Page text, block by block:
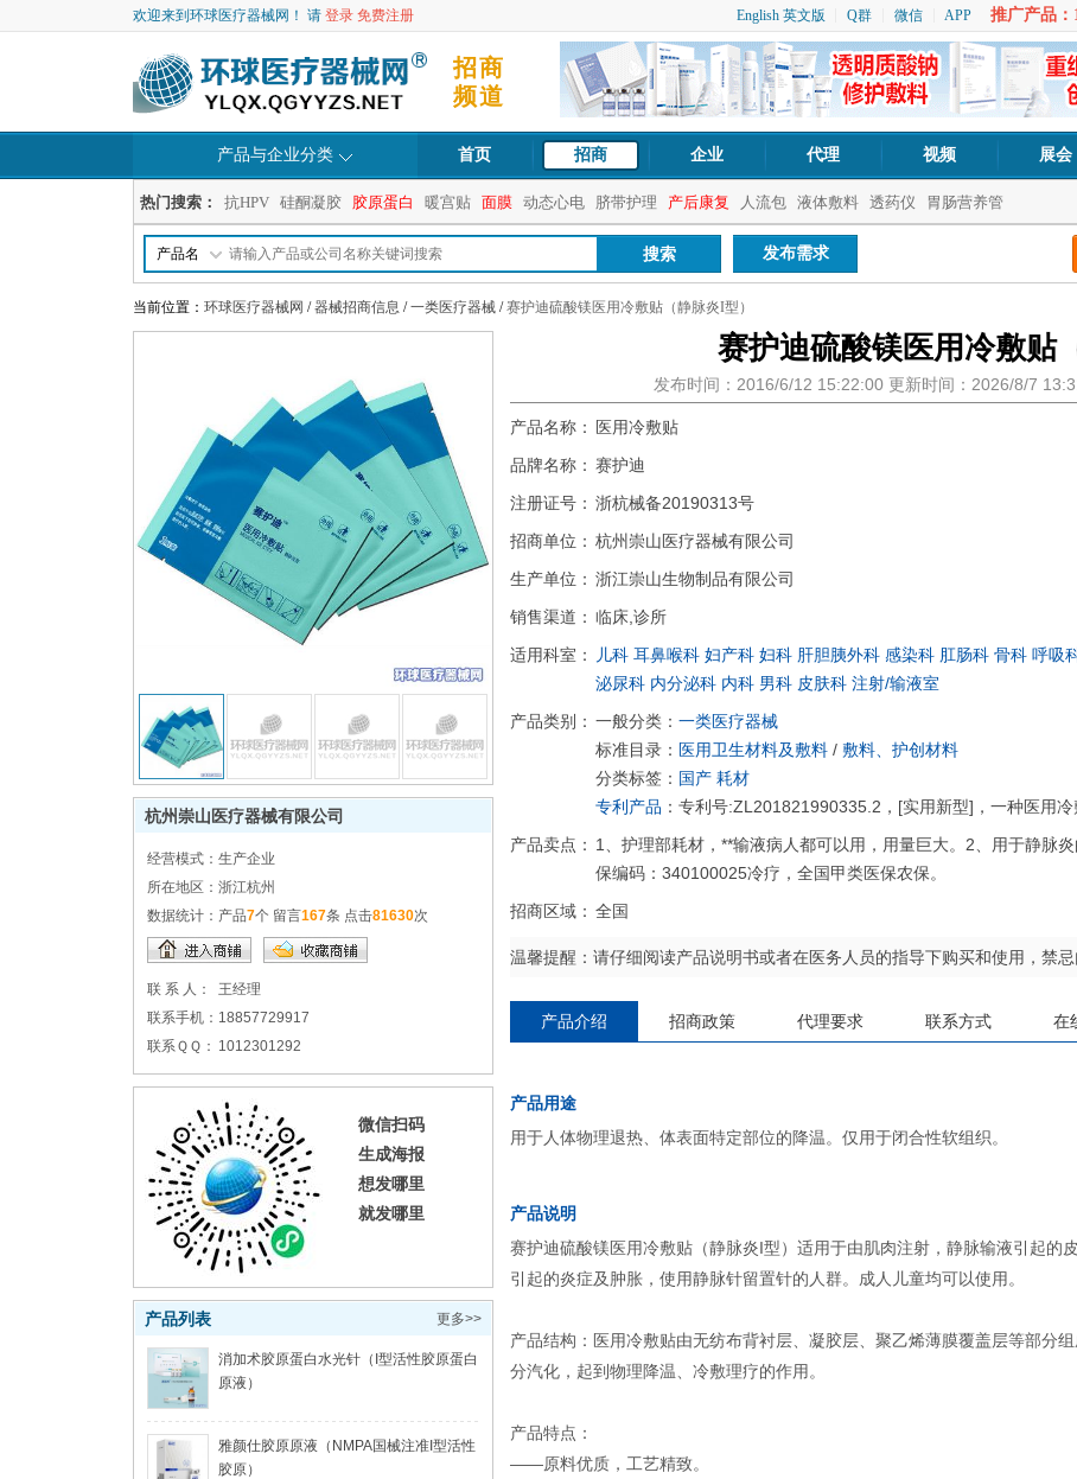
English 英文版 Q群 微信 APP 推广产品：
欢迎来到环球医疗器械网！ 请 登录 免费注册
招商
频道
产品与企业分类 首页 招商 企业 代理 视频 展会
热门搜索： 抗HPV 硅酮凝胶 胶原蛋白 暖宫贴 面膜 动态心电 脐带护理 产后康复 人流包 液体敷料 透药仪 胃肠营养管
产品名 发布需求
当前位置： 环球医疗器械网 /器械招商信息 /一类医疗器械 /赛护迪硫酸镁医用冷敷贴（静脉炎I型）
赛护迪硫酸镁医用冷敷贴
发布时间：2016/6/12 15:22:00 更新时间：2026/8/7
产品名称：
医用冷敷贴
品牌名称： 赛护迪
注册证号： 浙杭械备20190313号
招商单位： 杭州崇山医疗器械有限公司
生产单位： 浙江崇山生物制品有限公司
销售渠道： 临床,诊所
适用科室：
儿科 耳鼻喉科 妇产科 妇科 肝胆胰外科 感染科 肛肠科 骨科 呼吸
泌尿科 内分泌科 内科 男科 皮肤科 注射/输液室
产品类别： 一般分类： 一类医疗器械
标准目录： 医用卫生材料及敷料 / 敷料、护创材料
分类标签： 国产 耗材
专利产品 ：专利号:ZL201821990335.2，[实用新型]，一种医用
产品卖点： 1、护理部耗材，**输液病人都可以用，用量巨大。2、用于静脉
保编码：340100025冷疗，全国甲类医保农保。
招商区域： 全国
温馨提醒：请仔细阅读产品说明书或者在医务人员的指导下购买和使用，禁忌
产品介绍 招商政策 代理要求 联系方式 在
产品用途
用于人体物理退热、体表面特定部位的降温。仅用于闭合性软组织。
产品说明
赛护迪硫酸镁医用冷敷贴（静脉炎I型）适用于由肌肉注射，静脉输液引起的
引起的炎症及肿胀，使用静脉针留置针的人群。成人儿童均可以使用。
产品结构：医用冷敷贴由无纺布背衬层、凝胶层、聚乙烯薄膜覆盖层等部分
分汽化，起到物理降温、冷敷理疗的作用。
产品特点：
——原料优质，工艺精致。
杭州崇山医疗器械有限公司
经营模式： 生产企业
所在地区： 浙江杭州
数据统计： 产品7个 留言167条 点击81630次
联 系 人：
王经理
联系手机： 18857729917
联系ＱＱ： 1012301292
微信扫码
生成海报
想发哪里
就发哪里
更多>>
产品列表
消加术胶原蛋白水光针（I型活性胶原蛋白
原液）
雅颜仕胶原原液（NMPA国械注准I型活性
胶原）